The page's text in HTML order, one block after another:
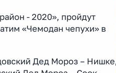
- 2020», пройдут
«Чемодан чепухи» в
Дед Мороз –